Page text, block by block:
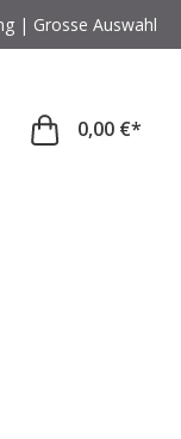
| Grosse Auswahl
0,00 €*